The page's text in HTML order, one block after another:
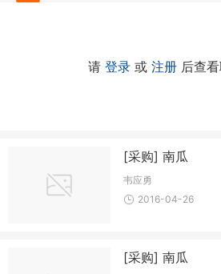
请 登录 或 注册 后查
[采购] 南瓜
韦应勇
2016-04-26
[采购] 南瓜